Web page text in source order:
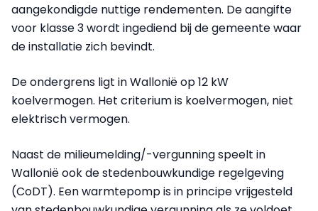
aangekondigde nuttige rendementen. De aangifte
voor klasse 3 wordt ingediend bij de gemeente waar
de installatie zich bevindt.
De ondergrens ligt in Wallonië op 12 kW
koelvermogen. Het criterium is koelvermogen, niet
elektrisch vermogen.
Naast de milieumelding/-vergunning speelt in
Wallonië ook de stedenbouwkundige regelgeving
(CoDT). Een warmtepomp is in principe vrijgesteld